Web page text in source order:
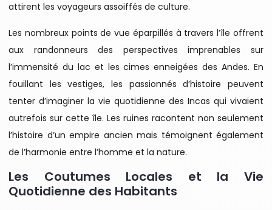
attirent les voyageurs assoiffés de culture.
Les nombreux points de vue éparpillés à travers l’île offrent
aux randonneurs des perspectives imprenables sur
l’immensité du lac et les cimes enneigées des Andes. En
fouillant les vestiges, les passionnés d’histoire peuvent
tenter d’imaginer la vie quotidienne des Incas qui vivaient
autrefois sur cette île. Les ruines racontent non seulement
l’histoire d’un empire ancien mais témoignent également
de l’harmonie entre l’homme et la nature.
Les Coutumes Locales et la Vie
Quotidienne des Habitants